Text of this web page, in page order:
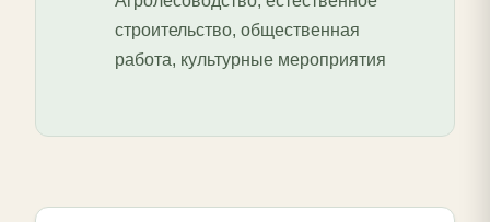
строительство, общественная
работа, культурные мероприятия